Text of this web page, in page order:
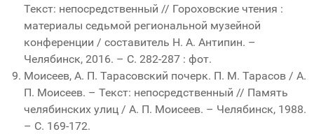
Текст: непосредственный // Гороховские чтения :
материалы седьмой региональной музейной
конференции / составитель Н. А. Антипин. –
Челябинск, 2016. – С. 282-287 : фот.
Моисеев, А. П. Тарасовский почерк. П. М. Тарасов / А.
П. Моисеев. – Текст: непосредственный // Память
челябинских улиц / А. П. Моисеев. – Челябинск, 1988.
– С. 169-172.